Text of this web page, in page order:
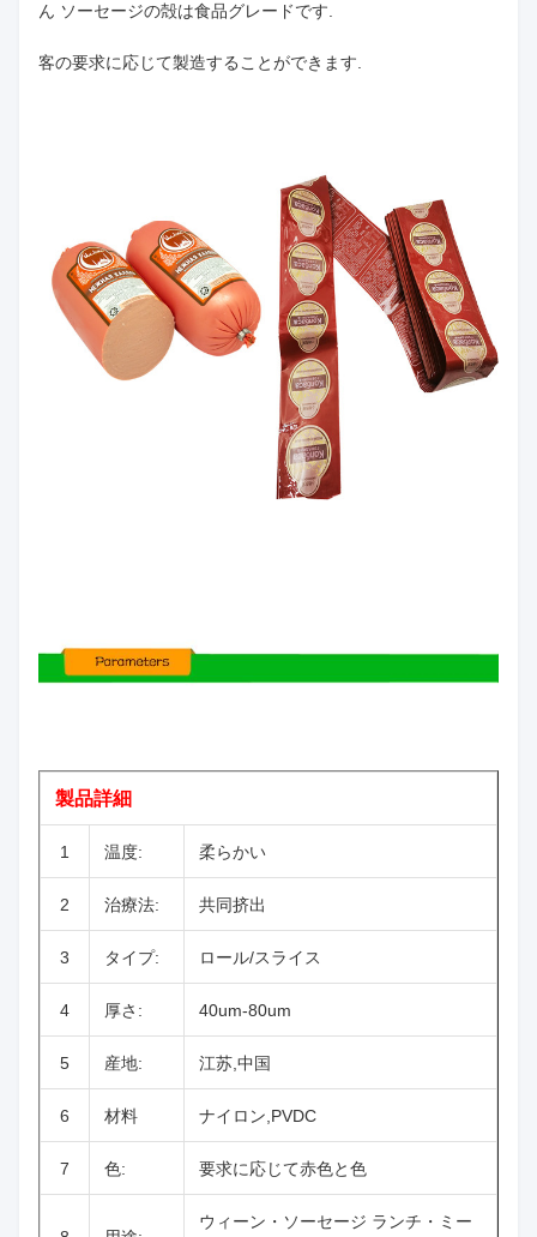
ん ソーセージの殻は食品グレードです.
客の要求に応じて製造することができます.
製品詳細
1 温度: 柔らかい
2 治療法: 共同挤出
3 タイプ: ロール/スライス
4 厚さ: 40um-80um
5 産地: 江苏,中国
6 材料 ナイロン,PVDC
7 色: 要求に応じて赤色と色
ウィーン・ソーセージ ランチ・ミー